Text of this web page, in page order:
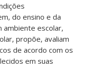
do ensino e da
ambiente escolar,
propõe, avaliam
de acordo com os
em suas